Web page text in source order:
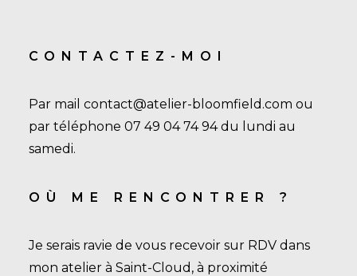
CONTACTEZ-MOI
Par mail contact@atelier-bloomfield.com ou
par téléphone 07 49 04 74 94 du lundi au
samedi.
OÙ ME RENCONTRER ?
Je serais ravie de vous recevoir sur RDV dans
mon atelier à Saint-Cloud, à proximité